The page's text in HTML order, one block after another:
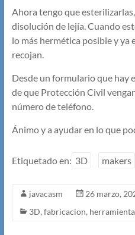
Ahora tengo que
disolución de lejía. Cuando
lo más hermética posible y ya
recojan.
Desde un formulario que hay
de que Protección Civil
número de teléfono.
Ánimo y a ayudar en lo que
Etiquetado en: 3D makers
javacasm
26 marzo,
3D,fabricacion,